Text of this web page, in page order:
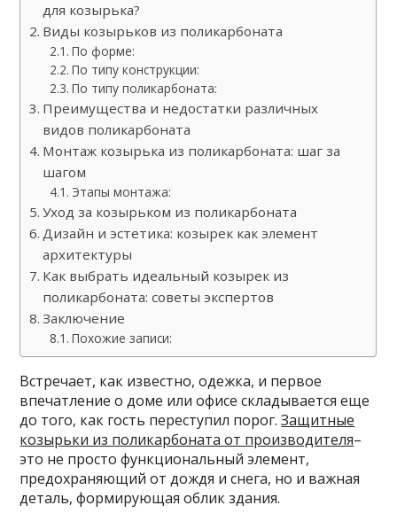
для козырька?
Виды козырьков из поликарбоната
По форме:
По типу конструкции:
По типу поликарбоната:
Преимущества и недостатки различных
видов поликарбоната
Монтаж козырька из поликарбоната: шаг за
шагом
Этапы монтажа:
Уход за козырьком из поликарбоната
Дизайн и эстетика: козырек как элемент
архитектуры
Как выбрать идеальный козырек из
поликарбоната: советы экспертов
Заключение
Похожие записи:
Встречает, как известно, одежка, и первое
впечатление о доме или офисе складывается еще
до того, как гость переступил порог.Защитные
козырьки из поликарбоната от производителя–
это не просто функциональный элемент,
предохраняющий от дождя и снега, но и важная
деталь, формирующая облик здания.